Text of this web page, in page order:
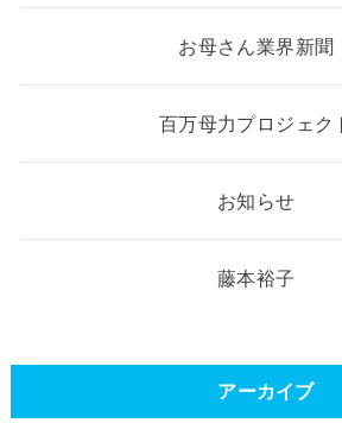
お母さん業界新聞
百万母力プロジェク
お知らせ
藤本裕子
アーカイブ